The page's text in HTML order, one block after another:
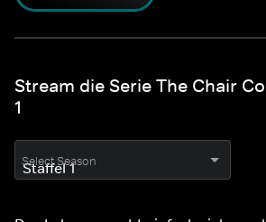
Stream die Serie The Chair
1
Select Season